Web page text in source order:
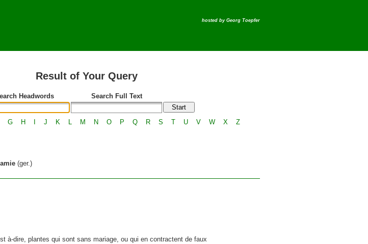
hosted by Georg Toepfer
Result of Your Query
Headwords Search Full Text
G H I J K L M N O P Q R S T U V W X Z
(ger.)
à-dire, plantes qui sont sans mariage, ou qui en contractent de faux